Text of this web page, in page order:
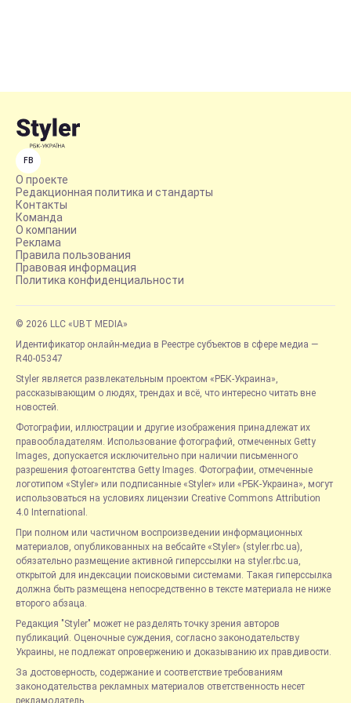
FB
О проекте
Редакционная политика и стандарты
Контакты
Команда
О компании
Реклама
Правила пользования
Правовая информация
Политика конфиденциальности
© 2026 LLC «UBT MEDIA»
Идентификатор онлайн-медиа в Реестре субъектов в сфере медиа —
R40-05347
Styler является развлекательным проектом «РБК-Украина»,
рассказывающим о людях, трендах и всё, что интересно читать вне
новостей.
Фотографии, иллюстрации и другие изображения принадлежат их
правообладателям. Использование фотографий, отмеченных Getty
Images, допускается исключительно при наличии письменного
разрешения фотоагентства Getty Images. Фотографии, отмеченные
логотипом «Styler» или подписанные «Styler» или «РБК-Украина», могут
использоваться на условиях лицензии Creative Commons Attribution
4.0 International.
При полном или частичном воспроизведении информационных
материалов, опубликованных на вебсайте «Styler» (styler.rbc.ua),
обязательно размещение активной гиперссылки на styler.rbc.ua,
открытой для индексации поисковыми системами. Такая гиперссылка
должна быть размещена непосредственно в тексте материала не ниже
второго абзаца.
Редакция "Styler" может не разделять точку зрения авторов
публикаций. Оценочные суждения, согласно законодательству
Украины, не подлежат опровержению и доказыванию их правдивости.
За достоверность, содержание и соответствие требованиям
законодательства рекламных материалов ответственность несет
рекламодатель.